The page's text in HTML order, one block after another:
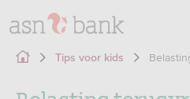
Tips voor kids